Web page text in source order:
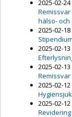
2025-02-24
hälso- och
2025-02-18
2025-02-13
2025-02-13
2025-02-12
2025-02-12